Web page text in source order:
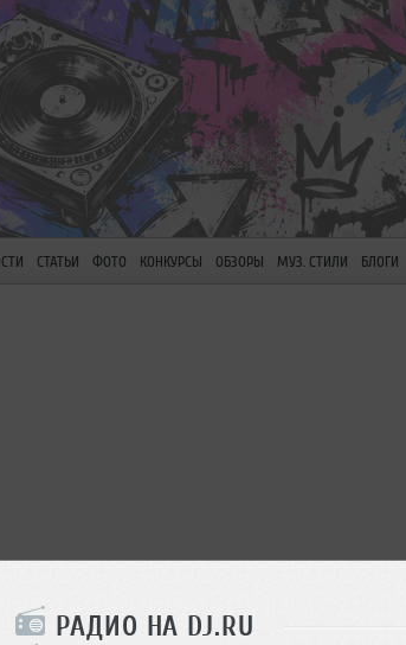
РАДИО НА DJ.RU
СТАТЬИ ФОТО КОНКУРСЫ ОБЗОРЫ МУЗ. СТИЛИ БЛОГИ